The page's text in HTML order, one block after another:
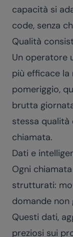
capacità si
code, senza
Qualità
Un operatore
più efficace
pomeriggio,
brutta
stessa qualità
chiamata.
Dati e
Ogni
strutturati:
domande non
Questi dati,
preziosi sui